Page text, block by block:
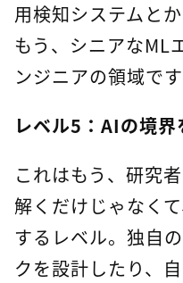
用検知システムと
もう、シニアなML
ンジニアの領域です
レベル5：AIの境界
これはもう、研究
解くだけじゃなく
するレベル。独自
クを設計したり、